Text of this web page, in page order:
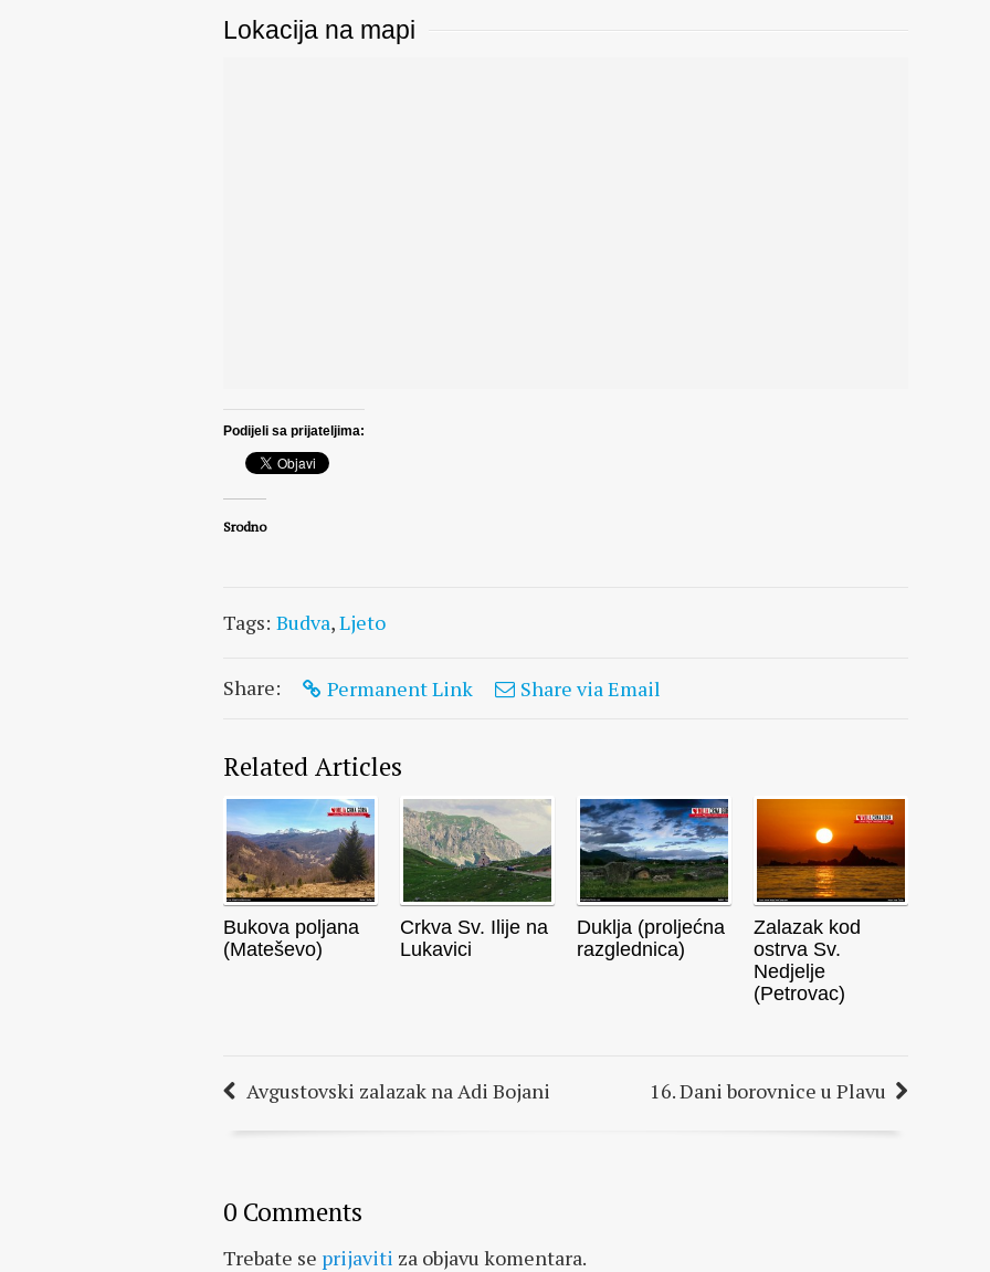
Lokacija na mapi
Podijeli sa prijateljima:
Srodno
Tags: Budva,Ljeto
Share: Permanent Link Share via Email
Related Articles
Bukova poljana
(Mateševo)
Crkva Sv. Ilije na
Lukavici
Duklja (proljećna
razglednica)
Zalazak kod
ostrva Sv.
Nedjelje
(Petrovac)
Avgustovski zalazak na Adi Bojani 16. Dani borovnice u Plavu
0 Comments
Trebate se prijaviti za objavu komentara.